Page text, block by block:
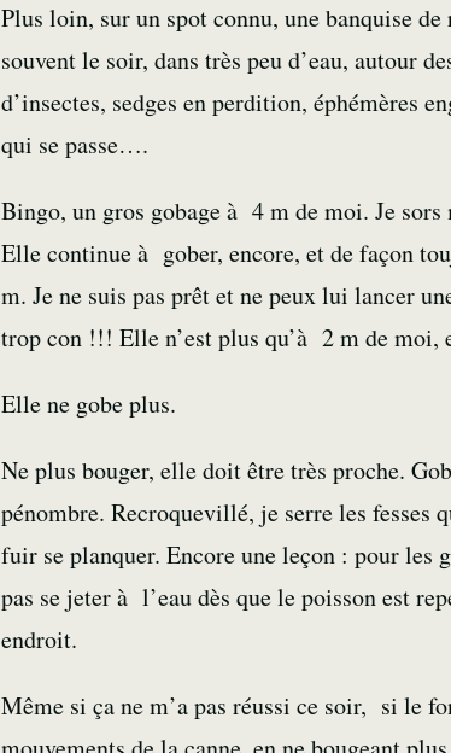
Plus loin, sur un spot connu, une banquise
souvent le soir, dans très peu d’eau, autour
d’insectes, sedges en perdition, éphémères
qui se passe….
Bingo, un gros gobage à 4 m de moi. Je
Elle continue à gober, encore, et de façon
m. Je ne suis pas prêt et ne peux lui lancer
trop con !!! Elle n’est plus qu’à 2 m de
Elle ne gobe plus.
Ne plus bouger, elle doit être très proche.
pénombre. Recroquevillé, je serre les fesses
fuir se planquer. Encore une leçon : pour
pas se jeter à l’eau dès que le poisson est
endroit.
Même si ça ne m’a pas réussi ce soir, si le